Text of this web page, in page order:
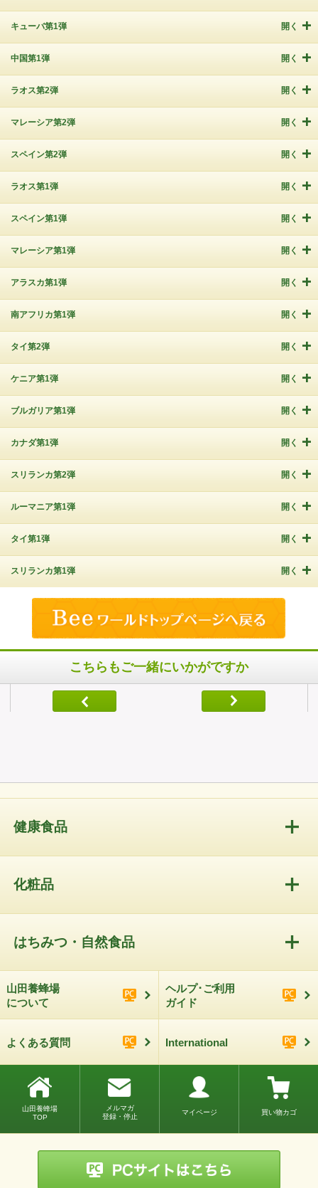
キューバ第1弾 開く
中国第1弾 開く
ラオス第2弾 開く
マレーシア第2弾 開く
スペイン第2弾 開く
ラオス第1弾 開く
スペイン第1弾 開く
マレーシア第1弾 開く
アラスカ第1弾 開く
南アフリカ第1弾 開く
タイ第2弾 開く
ケニア第1弾 開く
ブルガリア第1弾 開く
カナダ第1弾 開く
スリランカ第2弾 開く
ルーマニア第1弾 開く
タイ第1弾 開く
スリランカ第1弾 開く
こちらもご一緒にいかがですか
健康食品
化粧品
はちみつ・自然食品
山田養蜂場
について
ヘルプ･ご利用
ガイド
よくある質問 International
山田養蜂場
TOP
メルマガ
登録・停止
マイページ 買い物カゴ